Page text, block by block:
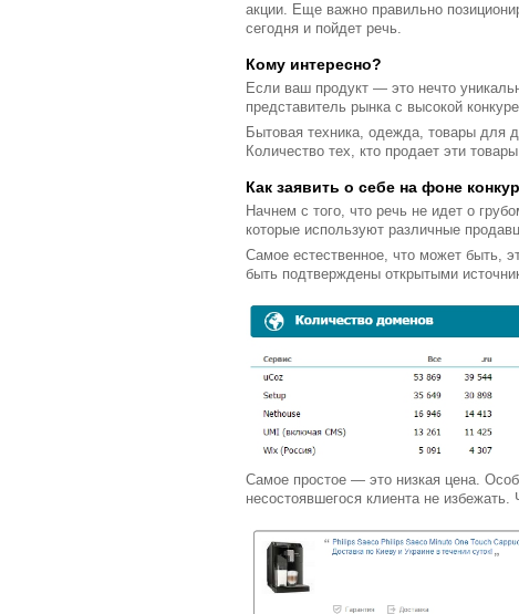
акции. Еще важно правильно
сегодня и пойдет речь.
Кому интересно?
Если ваш продукт — это нечто
представитель рынка с высокой
Бытовая техника, одежда, товары для
Количество тех, кто продает эти
Как заявить о себе на фоне
Начнем с того, что речь не идет о
которые используют различные
Самое естественное, что может быть,
быть подтверждены открытыми
Самое простое — это низкая цена.
несостоявшегося клиента не избежать.